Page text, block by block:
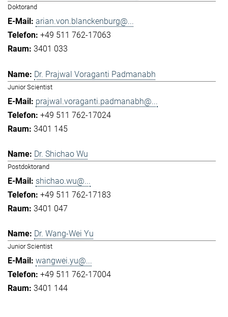
Doktorand
arian.von.blanckenburg@...
+49 511 762-17063
3401 033
Dr. Prajwal Voraganti Padmanabh
Junior Scientist
prajwal.voraganti.padmanabh@...
+49 511 762-17024
3401 145
Dr. Shichao Wu
Postdoktorand
shichao.wu@...
+49 511 762-17183
3401 047
Dr. Wang-Wei Yu
Junior Scientist
wangwei.yu@...
+49 511 762-17004
3401 144